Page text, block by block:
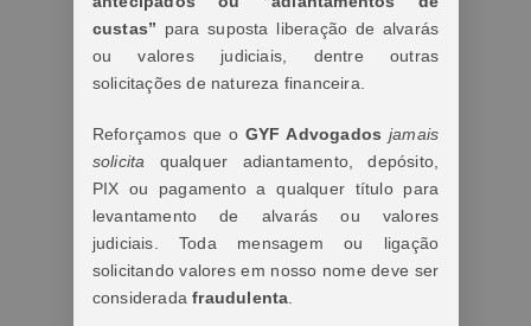
custas” para suposta liberação de alvarás
ou valores judiciais, dentre outras
solicitações de natureza financeira.
Reforçamos que o GYF Advogadosjamais
solicita qualquer adiantamento, depósito,
PIX ou pagamento a qualquer título para
levantamento de alvarás ou valores
judiciais. Toda mensagem ou ligação
solicitando valores em nosso nome deve ser
consideradafraudulenta